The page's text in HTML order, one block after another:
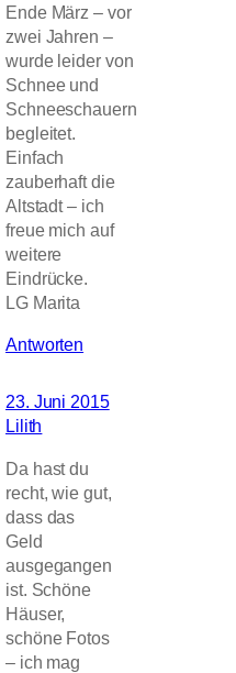
Ende März – vor
zwei Jahren –
wurde leider von
Schnee und
Schneeschauern
begleitet.
Einfach
zauberhaft die
Altstadt – ich
freue mich auf
weitere
Eindrücke.
LG Marita
Antworten
23. Juni 2015
Lilith
Da hast du
recht, wie gut,
dass das
Geld
ausgegangen
ist. Schöne
Häuser,
schöne Fotos
– ich mag